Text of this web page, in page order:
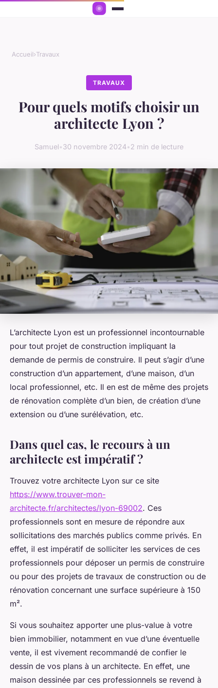
Accueil›Travaux
TRAVAUX
Pour quels motifs choisir un
architecte Lyon ?
Samuel•30 novembre 2024•2 min de lecture
L’architecte Lyon est un professionnel incontournable
pour tout projet de construction impliquant la
demande de permis de construire. Il peut s’agir d’une
construction d’un appartement, d’une maison, d’un
local professionnel, etc. Il en est de même des projets
de rénovation complète d’un bien, de création d’une
extension ou d’une surélévation, etc.
Dans quel cas, le recours à un
architecte est impératif ?
Trouvez votre architecte Lyon sur ce site
https://www.trouver-mon-
architecte.fr/architectes/lyon-69002. Ces
professionnels sont en mesure de répondre aux
sollicitations des marchés publics comme privés. En
effet, il est impératif de solliciter les services de ces
professionnels pour déposer un permis de construire
ou pour des projets de travaux de construction ou de
rénovation concernant une surface supérieure à 150
m².
Si vous souhaitez apporter une plus-value à votre
bien immobilier, notamment en vue d’une éventuelle
vente, il est vivement recommandé de confier le
dessin de vos plans à un architecte. En effet, une
maison dessinée par ces professionnels se revend à